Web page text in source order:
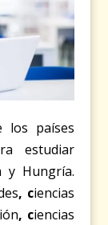
los países
estudiar
y Hungría.
, ciencias
, ciencias